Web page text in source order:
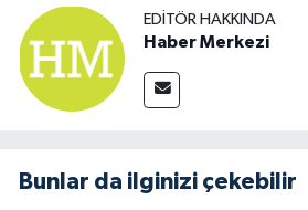
EDITÖR HAKKINDA
Haber Merkezi
Bunlar da ilginizi çekebilir